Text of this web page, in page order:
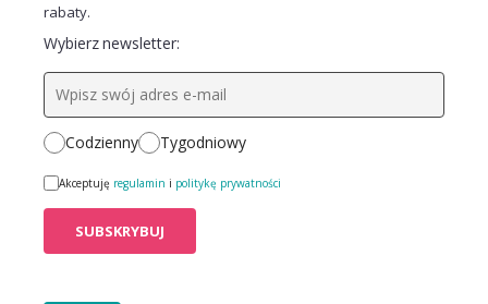
rabaty.
Wybierz newsletter:
Codzienny Tygodniowy
Akceptuję regulamin i politykę prywatności